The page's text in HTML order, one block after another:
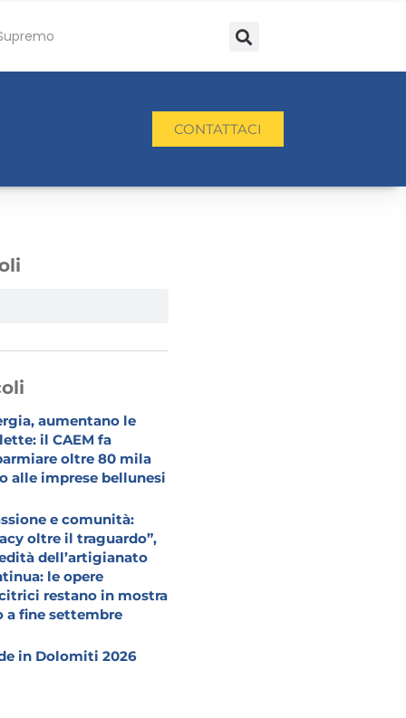
CONTATTACI
aumentano le
il CAEM fa
oltre 80 mila
alle imprese bellunesi
e comunità:
oltre il traguardo”,
dell’artigianato
le opere
restano in mostra
a fine settembre
in Dolomiti 2026